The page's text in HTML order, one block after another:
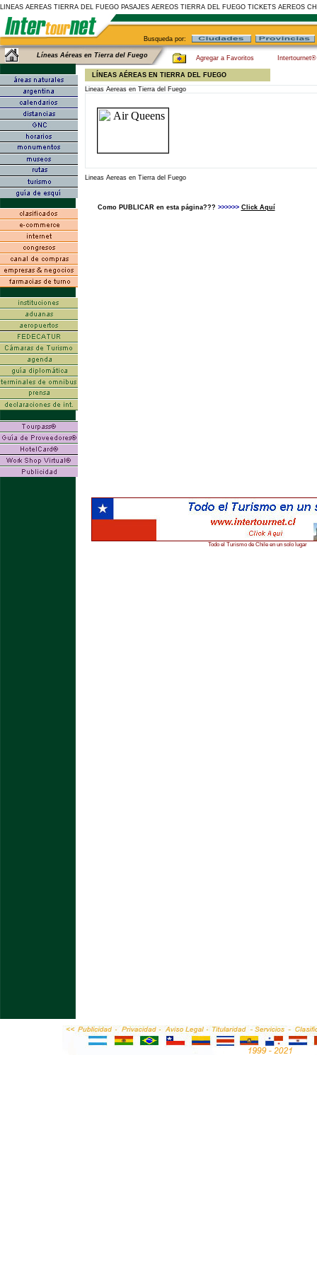
LINEAS AEREAS TIERRA DEL FUEGO PASAJES AEREOS TIERRA DEL FUEGO TICKETS AEREOS
Busqueda por:
Líneas Aéreas en Tierra del Fuego Agregar a Favoritos
LÍNEAS AÉREAS EN TIERRA DEL FUEGO
Lineas Aereas en Tierra del Fuego
Lineas Aereas en Tierra del Fuego
Como PUBLICAR en esta página??? >>>>>> Click Aquí
Todo el Turismo de Chile en un solo lugar